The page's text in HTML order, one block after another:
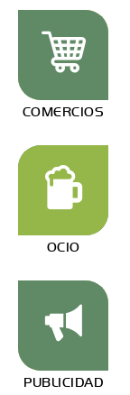
COMERCIOS
OCIO
PUBLICIDAD